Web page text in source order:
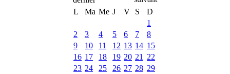
L
Ma Me J V S
D
1
2
3 4 5 6 7
8
9
10 11 12 13 14 15
16 17 18 19 20 21
22
23 24 25 26 27 28 29